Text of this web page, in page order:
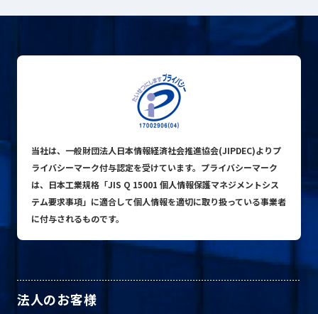
mail お問い合わせ
公式SNS
プライバシーポリシー
© ACN Inc.
当社は、一般財団法人日本情報経済社会推進協会(JIPDEC)よりプ
ライバシーマーク付与認定を受けています。プライバシーマーク
は、日本工業規格「JIS Q 15001 個人情報保護マネジメントシス
テム要求事項」に適合して個人情報を適切に取り扱っている事業者
に付与されるものです。
法人のお客様